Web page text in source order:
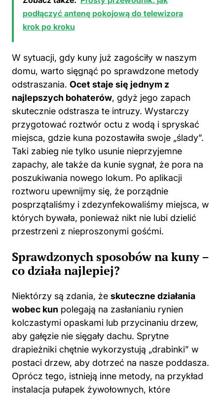
krok po kroku
W sytuacji, gdy kuny już zagościły w naszym
odstraszania.Ocet staje się jednym z
najlepszych bohaterów , gdyż jego zapach
skutecznie odstrasza te intruzy. Wystarczy
przygotować roztwór octu z wodą i spryskać
miejsca, gdzie kuna pozostawiła swoje „ślady”.
Taki zabieg nie tylko usunie nieprzyjemne
zapachy, ale także da kunie sygnał, że pora na
poszukiwania nowego lokum. Po aplikacji
roztworu upewnijmy się, że porządnie
posprzątaliśmy i zdezynfekowaliśmy miejsca, w
których bywała, ponieważ nikt nie lubi dzielić
przestrzeni z nieproszonymi gośćmi.
Sprawdzonych sposobów na kuny –
Niektórzy są zdania, żeskuteczne działania
kolczastymi opaskami lub przycinaniu drzew,
aby gałęzie nie sięgały dachu. Sprytne
drapieżniki chętnie wykorzystują „drabinki” w
postaci drzew, aby dotrzeć na nasze poddasza.
Oprócz tego, istnieją inne metody, na przykład
instalacja pułapek żywołownych, które
umożliwiają humanitarne odebranie intruza i
przetransportowanie go z dala od naszego